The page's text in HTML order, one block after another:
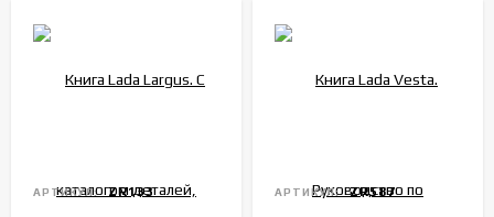
АРТИКУЛ: ZR133 АРТИКУЛ: ZR587